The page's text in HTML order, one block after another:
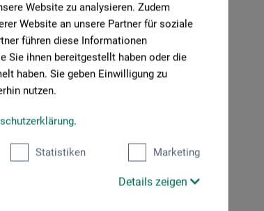
Website zu analysieren. Zudem
Website an unsere Partner für soziale
führen diese Informationen
Sie ihnen bereitgestellt haben oder die
haben. Sie geben Einwilligung zu
nutzen.
.
Statistiken Marketing
Details zeigen